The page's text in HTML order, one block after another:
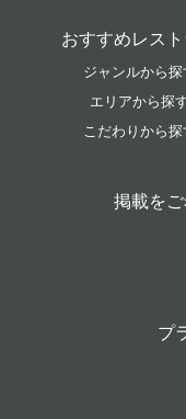
おすすめレス
ジャンルから探
エリアから探
こだわりから探
掲載を
プ